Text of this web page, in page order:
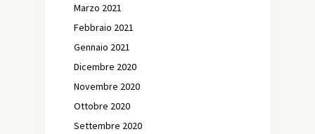
Marzo 2021
Febbraio 2021
Gennaio 2021
Dicembre 2020
Novembre 2020
Ottobre 2020
Settembre 2020